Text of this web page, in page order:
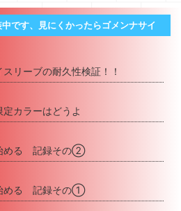
です、見にくかったらゴメンナサイ
リーブの耐久性検証！！
カラーはどうよ
める 記録その②
める 記録その①